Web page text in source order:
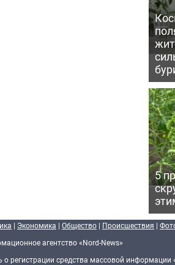
5
| Экономика | Общество | Происшествия |
агентство «Nord-News»
о регистрации средства массовой